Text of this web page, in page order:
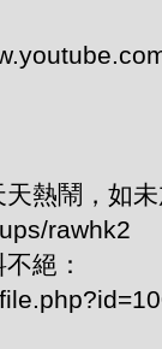
熱鬧，如
rawhk2
絕：